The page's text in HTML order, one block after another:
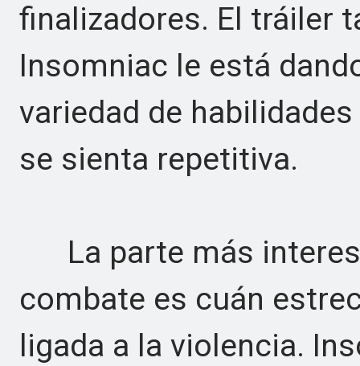
finalizadores. El tráiler
Insomniac le está
variedad de
se sienta repetitiva.
La parte más
combate es cuán
ligada a la violencia.